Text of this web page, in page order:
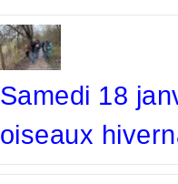
Samedi 18
oiseaux